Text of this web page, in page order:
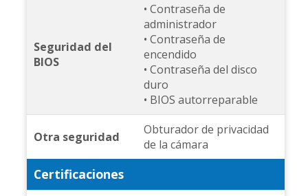
Seguridad del
BIOS
• Contraseña de
administrador
• Contraseña de
encendido
• Contraseña del disco
duro
• BIOS autorreparable
Otra seguridad
Obturador de privacidad
de la cámara
Certificaciones